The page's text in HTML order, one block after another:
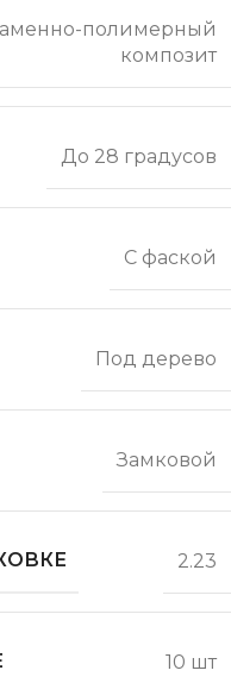
полимерный
композит
До 28 градусов
С фаской
Под дерево
Замковой
2.23
10 шт